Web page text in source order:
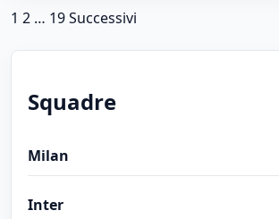
Paginazione degli articoli
1 2 … 19Successivi
Squadre
Milan
Inter